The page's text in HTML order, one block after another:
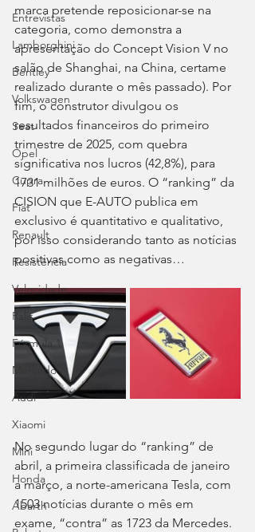
Entrevistas
Lamborghini
Bentley
Volkswagen
Seat
Opel
Cupra
Fiat
Renault
Resistência
Velocidade
Ralis
Fórmula 1
Mercado
Audi
Xiaomi
Mini
Honda
Abarth
marca pretende reposicionar-se na
categoria, como demonstra a
apresentação do Concept Vision V no
salão de Shanghai, na China, certame
realizado durante o mês passado). Por
fim, o construtor divulgou os
resultados financeiros do primeiro
trimestre de 2025, com quebra
significativa nos lucros (42,8%), para
1731 milhões de euros. O “ranking” da
CISION que E-AUTO publica em
exclusivo é quantitativo e qualitativo,
por isso considerando tanto as notícias
positivas como as negativas…
No segundo lugar do “ranking” de
abril, a primeira classificada de janeiro
a março, a norte-americana Tesla, com
1503 notícias durante o mês em
exame, “contra” as 1723 da Mercedes.